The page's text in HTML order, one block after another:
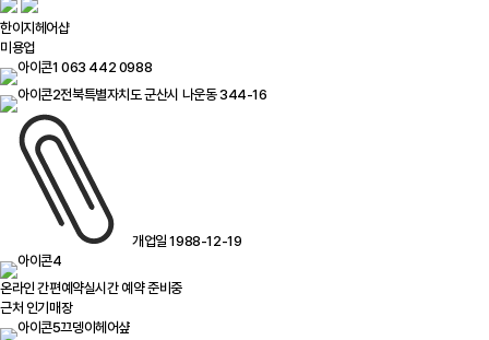
한이지헤어샵
미용업
063 442 0988
전북특별자치도 군산시 나운동 344-16
개업일 1988-12-19
온라인 간편예약실시간 예약 준비중
근처 인기매장
끄뎅이헤어샾